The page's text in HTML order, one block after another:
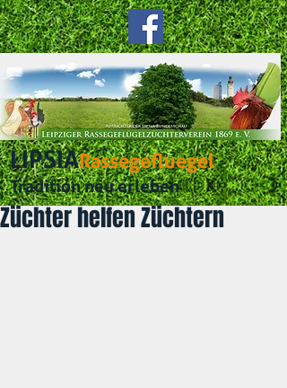
LIPSIARassegefluegel
Tradition neu erleben
Züchter helfen Züchtern